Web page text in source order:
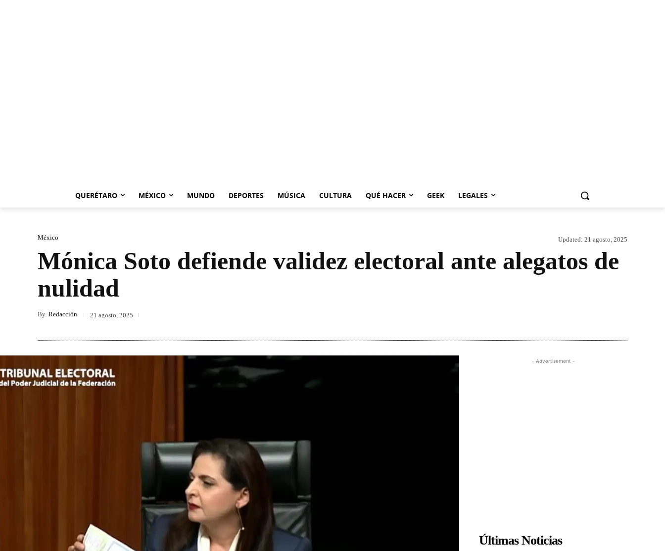
QUERÉTARO MÉXICO MUNDO DEPORTES MÚSICA CULTURA QUÉ HACER GEEK LEGALES
México Updated: 21 agosto, 2025
Mónica Soto defiende validez electoral ante alegatos de
nulidad
By Redacción 21 agosto, 2025
- Advertisement -
Últimas Noticias